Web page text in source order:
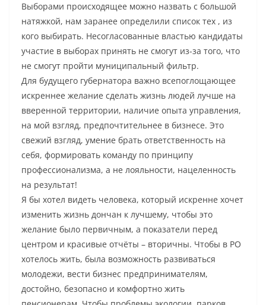
Выборами происходящее можно назвать с большой
натяжкой, нам заранее определили список тех , из
кого выбирать. Несогласованные властью кандидаты
участие в выборах принять не смогут из-за того, что
не смогут пройти муниципальный фильтр.
Для будущего губернатора важно всепоглощающее
искреннее желание сделать жизнь людей лучше на
вверенной территории, наличие опыта управления,
на мой взгляд, предпочтительнее в бизнесе. Это
свежий взгляд, умение брать ответственность на
себя, формировать команду по принципу
профессионализма, а не лояльности, нацеленность
на результат!
Я бы хотел видеть человека, который искренне хочет
изменить жизнь дончан к лучшему, чтобы это
желание было первичным, а показатели перед
центром и красивые отчёты – вторичны. Чтобы в РО
хотелось жить, была возможность развиваться
молодежи, вести бизнес предпринимателям,
достойно, безопасно и комфортно жить